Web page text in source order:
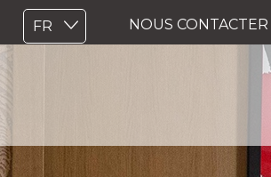
NOUS CONTACTER